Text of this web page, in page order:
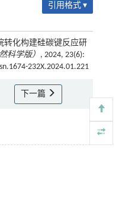
引用格式 ▾
转化构建硅碳键反应研
科学版） , 2024, 23(6):
232X.2024.01.221
下一篇